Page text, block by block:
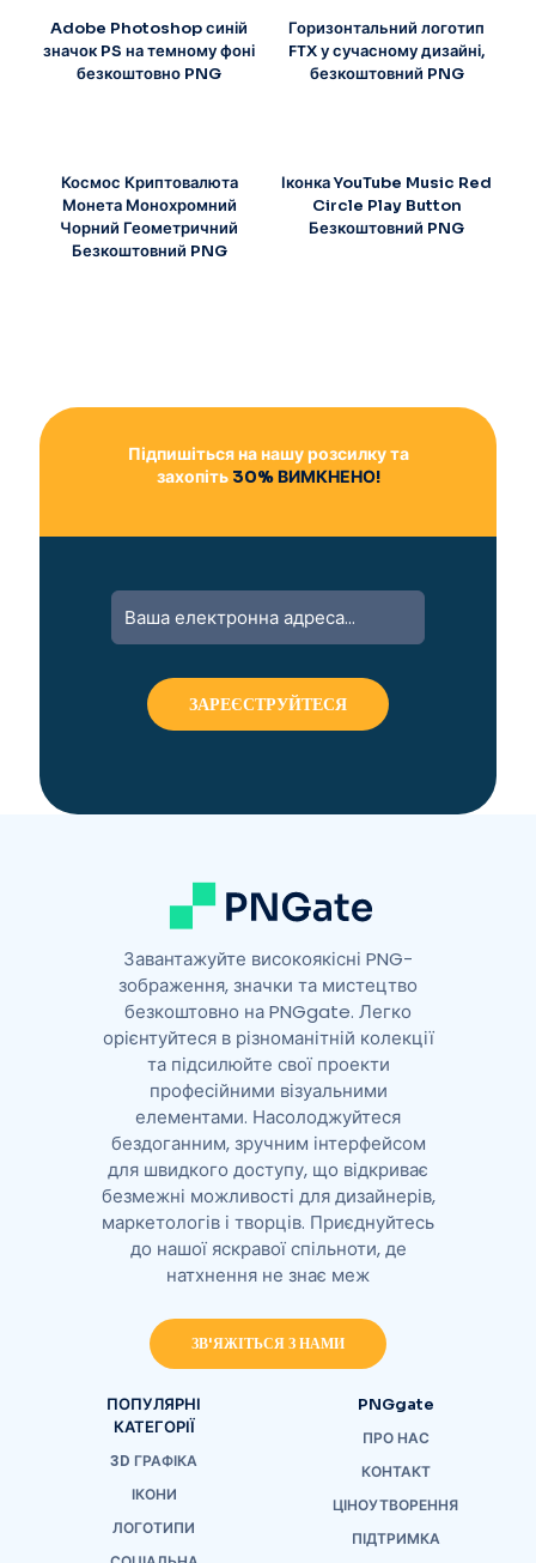
Adobe Photoshop синій
значок PS на темному фоні
безкоштовно PNG
Горизонтальний логотип
FTX у сучасному дизайні,
безкоштовний PNG
Космос Криптовалюта
Монета Монохромний
Чорний Геометричний
Безкоштовний PNG
Іконка YouTube Music Red
Circle Play Button
Безкоштовний PNG
Підпишіться на нашу розсилку та
захопіть30% ВИМКНЕНО!
Завантажуйте високоякісні PNG-
зображення, значки та мистецтво
безкоштовно на PNGgate. Легко
орієнтуйтеся в різноманітній колекції
та підсилюйте свої проекти
професійними візуальними
елементами. Насолоджуйтеся
бездоганним, зручним інтерфейсом
для швидкого доступу, що відкриває
безмежні можливості для дизайнерів,
маркетологів і творців. Приєднуйтесь
до нашої яскравої спільноти, де
натхнення не знає меж
ЗВ'ЯЖІТЬСЯ З НАМИ
ПОПУЛЯРНІ
КАТЕГОРІЇ
3D ГРАФІКА
ІКОНИ
ЛОГОТИПИ
PNGgate
ПРО НАС
КОНТАКТ
ЦІНОУТВОРЕННЯ
ПІДТРИМКА